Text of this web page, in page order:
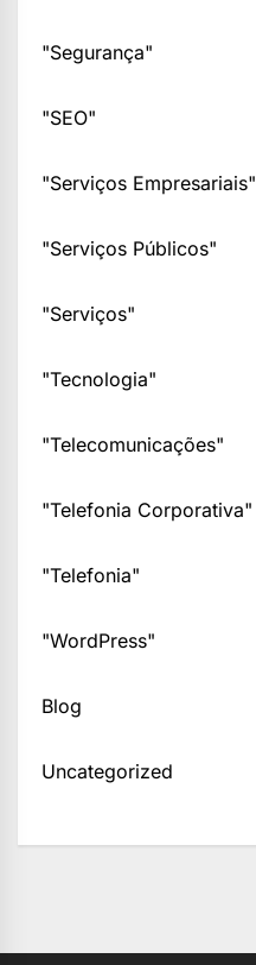
"Segurança"
"SEO"
"Serviços Empresariais"
"Serviços Públicos"
"Serviços"
"Tecnologia"
"Telecomunicações"
"Telefonia Corporativa"
"Telefonia"
"WordPress"
Blog
Uncategorized